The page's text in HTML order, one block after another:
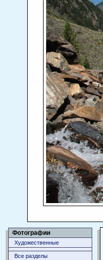
Фотографии
Художественные
Все разделы